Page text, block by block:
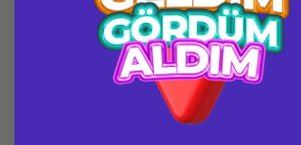
Intel HD Graphics 630
Dahili Ekran Kartı